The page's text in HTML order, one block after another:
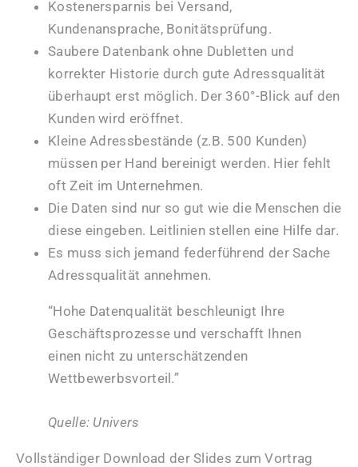
Kostenersparnis bei Versand,
Kundenansprache, Bonitätsprüfung.
Saubere Datenbank ohne Dubletten und
korrekter Historie durch gute Adressqualität
überhaupt erst möglich. Der 360°-Blick auf den
Kunden wird eröffnet.
Kleine Adressbestände (z.B. 500 Kunden)
müssen per Hand bereinigt werden. Hier fehlt
oft Zeit im Unternehmen.
Die Daten sind nur so gut wie die Menschen die
diese eingeben. Leitlinien stellen eine Hilfe dar.
Es muss sich jemand federführend der Sache
Adressqualität annehmen.
“Hohe Datenqualität beschleunigt Ihre
Geschäftsprozesse und verschafft Ihnen
einen nicht zu unterschätzenden
Wettbewerbsvorteil.”
Quelle: Univers
Vollständiger Download der Slides zum Vortrag